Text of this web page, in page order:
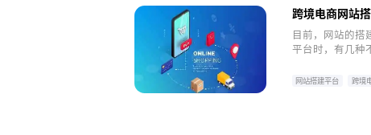
跨境电商网站
目前，网站的搭
平台时，有几种
型，为您提供一
网站搭建平台 跨境